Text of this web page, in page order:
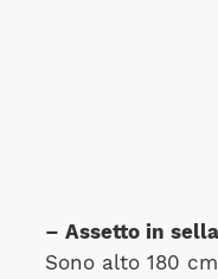
– Assetto in
Sono alto 180